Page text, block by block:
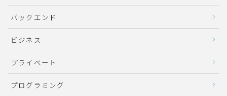
バックエンド
ビジネス
プライベート
プログラミング